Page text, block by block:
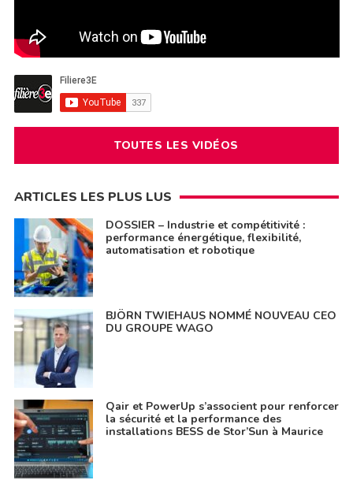
TOUTES LES VIDÉOS
ARTICLES LES PLUS LUS
DOSSIER – Industrie et compétitivité :
performance énergétique, flexibilité,
automatisation et robotique
BJÖRN TWIEHAUS NOMMÉ NOUVEAU CEO
DU GROUPE WAGO
Qair et PowerUp s’associent pour renforcer
la sécurité et la performance des
installations BESS de Stor’Sun à Maurice